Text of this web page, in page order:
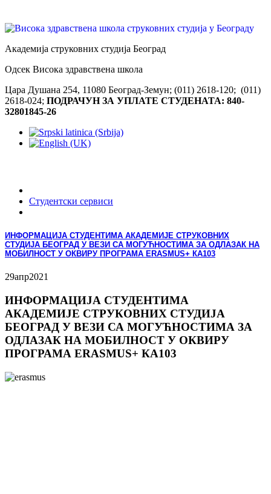
Академија струковних студија Београд
Одсек Висока здравствена школа
Цара Душана 254, 11080 Београд-Земун; (011) 2618-120; (011)
2618-024; ПОДРАЧУН ЗА УПЛАТЕ СТУДЕНАТА: 840-
32801845-26
Студентски сервиси
ИНФОРМАЦИЈА СТУДЕНТИМА АКАДЕМИЈЕ СТРУКОВНИХ
СТУДИЈА БЕОГРАД У ВЕЗИ СА МОГУЋНОСТИМА ЗА ОДЛАЗАК НА
МОБИЛНОСТ У ОКВИРУ ПРОГРАМА ЕRASMUS+ КА103
29апр2021
ИНФОРМАЦИЈА СТУДЕНТИМА
АКАДЕМИЈЕ СТРУКОВНИХ СТУДИЈА
БЕОГРАД У ВЕЗИ СА МОГУЋНОСТИМА ЗА
ОДЛАЗАК НА МОБИЛНОСТ У ОКВИРУ
ПРОГРАМА ЕRASMUS+ КА103